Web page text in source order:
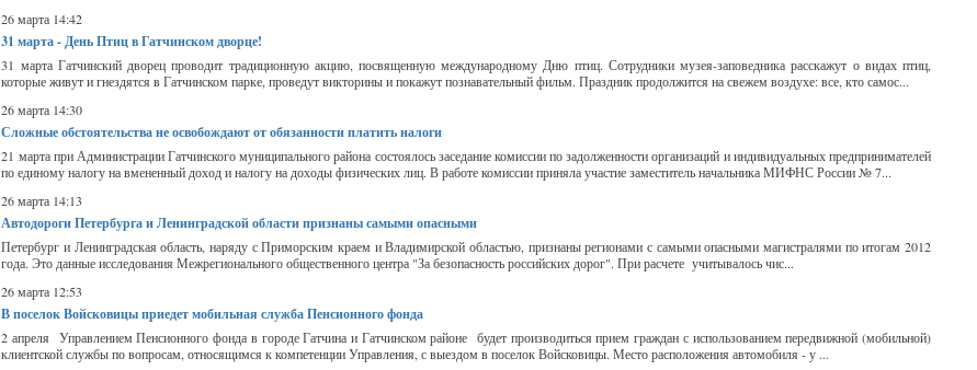
26 марта 14:42
31 марта - День Птиц в Гатчинском дворце!
31 марта Гатчинский дворец проводит традиционную акцию, посвященную международному Дню птиц. Сотрудники музея-заповедника расскажут о видах птиц,
которые живут и гнездятся в Гатчинском парке, проведут викторины и покажут познавательный фильм. Праздник продолжится на свежем воздухе: все, кто самос...
26 марта 14:30
Сложные обстоятельства не освобождают от обязанности платить налоги
21 марта при Администрации Гатчинского муниципального района состоялось заседание комиссии по задолженности организаций и индивидуальных предпринимателей
по единому налогу на вмененный доход и налогу на доходы физических лиц. В работе комиссии приняла участие заместитель начальника МИФНС России № 7...
26 марта 14:13
Автодороги Петербурга и Ленинградской области признаны самыми опасными
Петербург и Ленинградская область, наряду с Приморским краем и Владимирской областью, признаны регионами с самыми опасными магистралями по итогам 2012
года. Это данные исследования Межрегионального общественного центра "За безопасность российских дорог". При расчете учитывалось чис...
26 марта 12:53
В поселок Войсковицы приедет мобильная служба Пенсионного фонда
2 апреля Управлением Пенсионного фонда в городе Гатчина и Гатчинском районе будет производиться прием граждан с использованием передвижной (мобильной)
клиентской службы по вопросам, относящимся к компетенции Управления, с выездом в поселок Войсковицы. Место расположения автомобиля - у ...